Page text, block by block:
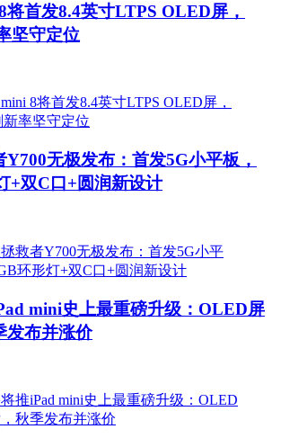
将首发8.4英寸LTPS OLED屏，
坚守定位
Y700无极发布：首发5G小平板，
+双C口+圆润新设计
mini史上最重磅升级：OLED屏
发布并涨价